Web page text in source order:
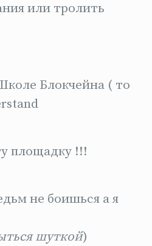
или тролить
Блокчейна ( то
площадку !!!
не боишься а я
шуткой)